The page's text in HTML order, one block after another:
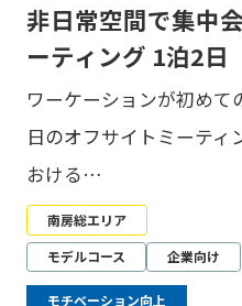
非日常空間で集中
ーティング 1泊2日
ワーケーションが初め
日のオフサイトミーティ
おける…
南房総エリア
モデルコース
企業向け
モチベーション向上